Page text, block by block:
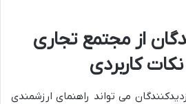
از مجتمع تجاری
کاربردی
می تواند راهنمای ارزشمندی